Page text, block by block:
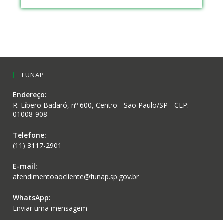
FUNAP
Endereço:
R. Líbero Badaró, nº 600, Centro - São Paulo/SP - CEP:
01008-908
Telefone:
(11) 3117-2901
E-mail:
atendimentoaocliente@funap.sp.gov.br
WhatsApp:
Enviar uma mensagem